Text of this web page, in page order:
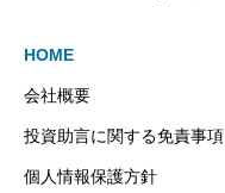
HOME
会社概要
投資助言に関する免責事項
個人情報保護方針